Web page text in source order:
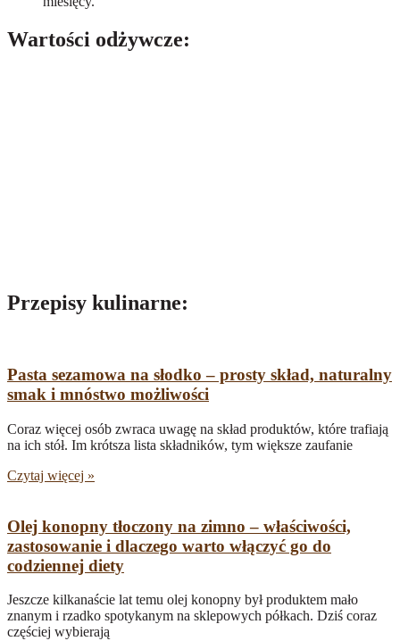
Wartości odżywcze:
Przepisy kulinarne:​
Pasta sezamowa na słodko – prosty skład, naturalny
smak i mnóstwo możliwości
Coraz więcej osób zwraca uwagę na skład produktów, które trafiają
na ich stół. Im krótsza lista składników, tym większe zaufanie
Czytaj więcej »
Olej konopny tłoczony na zimno – właściwości,
zastosowanie i dlaczego warto włączyć go do
codziennej diety
Jeszcze kilkanaście lat temu olej konopny był produktem mało
znanym i rzadko spotykanym na sklepowych półkach. Dziś coraz
częściej wybierają